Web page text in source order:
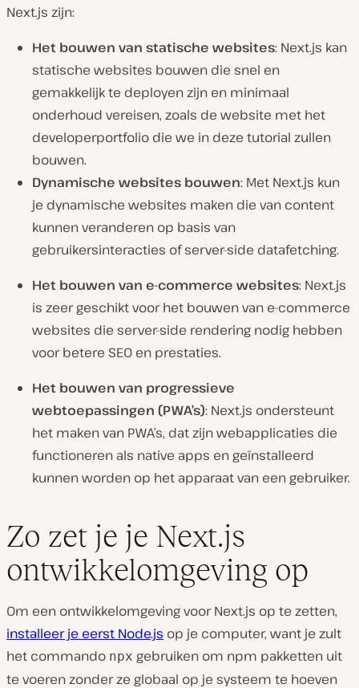
Next.js zijn:
Het bouwen van statische websites: Next.js kan
statische websites bouwen die snel en
gemakkelijk te deployen zijn en minimaal
onderhoud vereisen, zoals de website met het
developerportfolio die we in deze tutorial zullen
bouwen.
Dynamische websites bouwen: Met Next.js kun
je dynamische websites maken die van content
kunnen veranderen op basis van
gebruikersinteracties of server-side datafetching.
Het bouwen van e-commerce websites: Next.js
is zeer geschikt voor het bouwen van e-commerce
websites die server-side rendering nodig hebben
voor betere SEO en prestaties.
Het bouwen van progressieve
webtoepassingen (PWA’s): Next.js ondersteunt
het maken van PWA’s, dat zijn webapplicaties die
functioneren als native apps en geïnstalleerd
kunnen worden op het apparaat van een gebruiker.
Zo zet je je Next.js
ontwikkelomgeving op
Om een ontwikkelomgeving voor Next.js op te zetten,
installeer je eerst Node.js op je computer, want je zult
het commando npx gebruiken om npm pakketten uit
te voeren zonder ze globaal op je systeem te hoeven